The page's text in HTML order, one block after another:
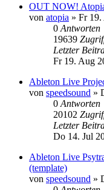
OUT NOW!
von atopia » Fr 19.
0 Antworten
19639
Letzter
Fr 19. Aug
Ableton Live
von speedsound »
0 Antworten
20102
Letzter
Do 14. Jul
Ableton Live
(template)
von speedsound »